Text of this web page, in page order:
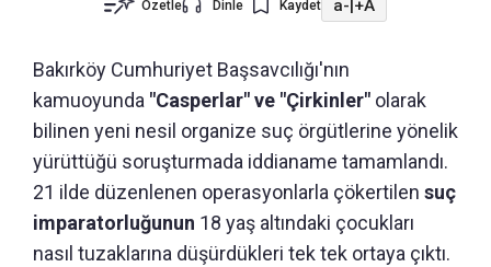
Özetle Dinle Kaydet a-|+A
Bakırköy Cumhuriyet Başsavcılığı'nın
kamuoyunda "Casperlar" ve "Çirkinler" olarak
bilinen yeni nesil organize suç örgütlerine yönelik
yürüttüğü soruşturmada iddianame tamamlandı.
21 ilde düzenlenen operasyonlarla çökertilen suç
imparatorluğunun 18 yaş altındaki çocukları
nasıl tuzaklarına düşürdükleri tek tek ortaya çıktı.